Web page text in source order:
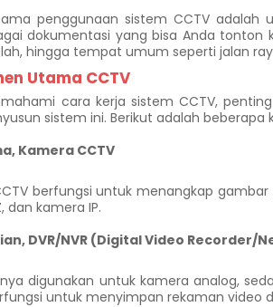
penggunaan sistem CCTV
dokumentasi yang bisa Anda tonton
hingga tempat umum seperti jalan
Utama CCTV
cara kerja sistem CCTV,
sistem ini. Berikut adalah
Kamera CCTV
berfungsi untuk menangkap
dan kamera IP.
DVR/NVR (Digital Video Recorder/
digunakan untuk kamera analog,
untuk menyimpan rekaman video